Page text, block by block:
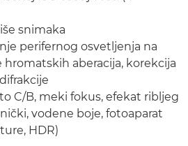
snimaka
perifernog osvetljenja na
aberacija, korekcija
C/B, meki fokus, efekat ribljeg
vodene boje, fotoaparat
HDR)